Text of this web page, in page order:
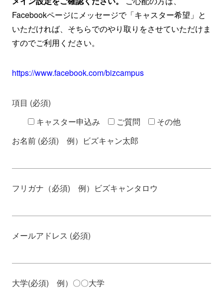
Facebookページにメッセージで「キャスター希望」と
いただければ、そちらでのやり取りをさせていただけま
すのでご利用ください。
https://www.facebook.com/bizcampus
項目 (必須)
キャスター申込み
ご質問
その他
お名前 (必須) 例）ビズキャン太郎
フリガナ（必須) 例）ビズキャンタロウ
メールアドレス (必須)
大学(必須) 例）〇〇大学